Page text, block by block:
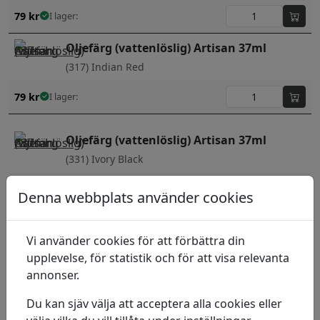
79 kr I lager:
Oljefärg (vattenlöslig) Artisan 37ml
(317) Indian Red
79 kr I lager:
Oljefärg (vattenlöslig) Artisan 37ml
(331) Ivory Black
Oljefärg (vattenlöslig) Artisan 37ml
(337) Lamp black
79kr
Oljefärg (vattenlöslig) Artisan 37ml
Denna webbplats använder cookies
Vi använder cookies för att förbättra din
upplevelse, för statistik och för att visa relevanta
annonser.
Du kan sjäv välja att acceptera alla cookies eller